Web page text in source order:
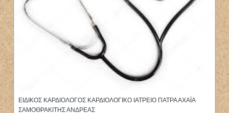
ΟΥΡΟΛΟΓΟΣ ΧΕΙΡΟΥΡΓΟΣ ΟΥΡΟΛΟΓΙΚΟ ΙΑΤΡΕΙΟ ΑΘΗΝΑ ΑΤΤΙΚΗ